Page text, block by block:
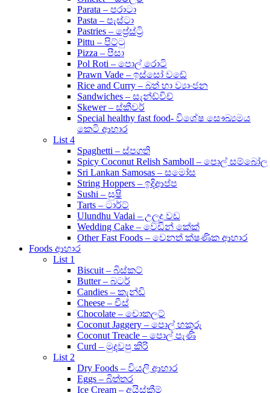
Parata – පරාටා
Pasta – පැස්ටා
Pastries – ප්‍රේස්ට්‍රි
Pittu – පිට්ටු
Pizza – පීසා
Pol Roti – පොල් රොටි
Prawn Vade – ඉස්සෝ වඩේ
Rice and Curry – බත් හා ව්‍යාංජන
Sandwiches – සැන්ඩ්විච්
Skewer – ස්කීවර්
Special healthy fast food- විශේෂ සෞඛ්‍යමය
කෙටි ආහාර
List 4
Spaghetti – ස්පගති
Spicy Coconut Relish Samboll – පොල් සම්බෝල
Sri Lankan Samosas – සමෝස
String Hoppers – ඉදිආප්ප
Sushi – සුෂි
Tarts – ටාර්ට්
Ulundhu Vadai – උලුදු වඩ
Wedding Cake – වෙඩින් කේක්
Other Fast Foods – වෙනත් ක්ෂණික ආහාර
Foods ආහාර
List 1
Biscuit – බිස්කට්
Butter – බටර්
Candies – කැන්ඩි
Cheese – චීස්
Chocolate – චොකලට්
Coconut Jaggery – පොල් හකුරු
Coconut Treacle – පොල් පැණි
Curd – මුදවපු කිරි
List 2
Dry Foods – වියලි ආහාර
Eggs – බිත්තර
Ice Cream – අයිස්ක්‍රීම්